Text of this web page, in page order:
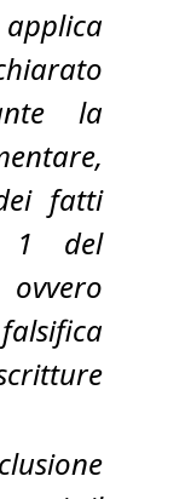
la
fatti
1 del
ovvero